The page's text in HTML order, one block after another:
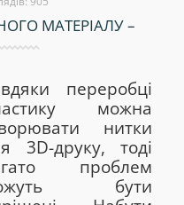
МАТЕРІАЛУ –
переробці
можна
нитки
3D-друку, тоді
проблем
бути